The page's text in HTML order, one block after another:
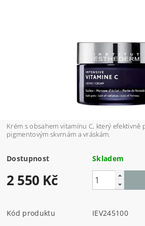
Krém s obsahem vitamínu C, který efektivně
pigmentovým skvrnám a vráskám.
Dostupnost Skladem
2 550 Kč
Kód produktu IEV245100